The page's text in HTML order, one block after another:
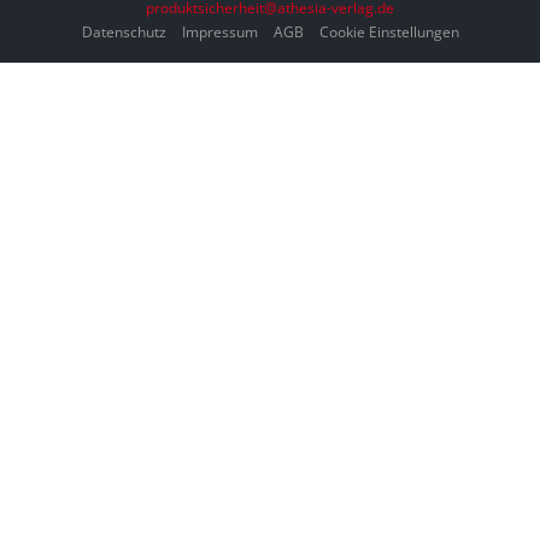
produktsicherheit@athesia-verlag.de
Datenschutz
Impressum AGB Cookie Einstellungen